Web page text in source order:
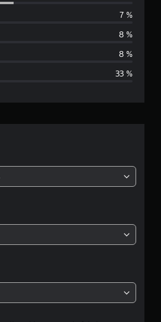
u
a
m
y
e
n
e
7 %
8 %
8 %
33 %